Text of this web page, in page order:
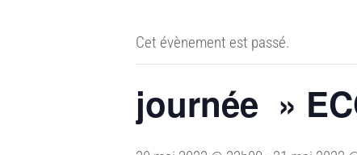
Cet évènement est passé.
journée »